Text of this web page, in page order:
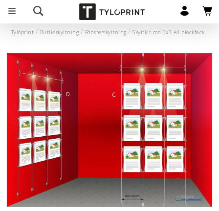
Tylöprint Butiksskyltning Fönsterskyltning Skyltkit rod 3x3 A4 plockfack